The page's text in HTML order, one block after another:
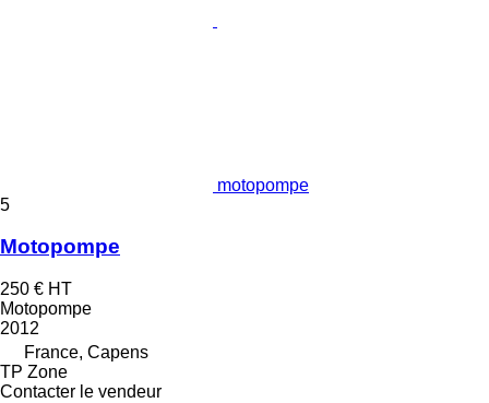
motopompe
5
Motopompe
250 € HT
Motopompe
2012
France, Capens
TP Zone
Contacter le vendeur